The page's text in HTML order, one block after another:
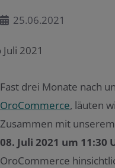
25.06.2021
Fast drei Monate nach
OroCommerce, läuten
Zusammen mit
08. Juli 2021 um 11:30
OroCommerce